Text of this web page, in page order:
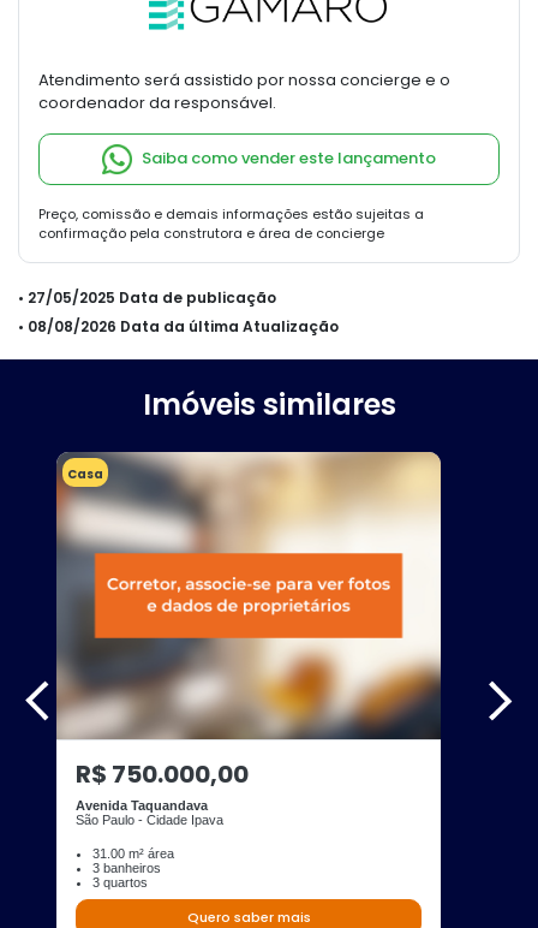
Atendimento será assistido por nossa concierge e o
coordenador da responsável.
Saiba como vender este lançamento
Preço, comissão e demais informações estão sujeitas a
confirmação pela construtora e área de concierge
• 27/05/2025 Data de publicação
• 08/08/2026 Data da última Atualização
Imóveis similares
Casa
R$ 750.000,00
Avenida Taquandava
São Paulo - Cidade Ipava
31.00 m² área
3 banheiros
3 quartos
Quero saber mais